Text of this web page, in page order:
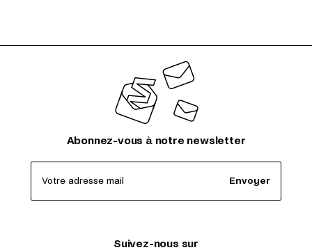
Abonnez-vous à notre newsletter
Votre adresse mail Envoyer
Suivez-nous sur